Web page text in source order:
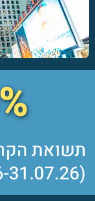
תשואת
(01.01.26-31.07.26)